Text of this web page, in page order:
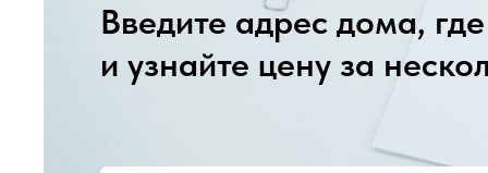
Введите адрес дома,
и узнайте цену за